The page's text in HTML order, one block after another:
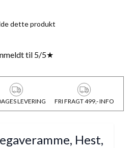
dette produkt
til 5/5★
LEVERING FRI FRAGT 499,- INFO
Hest,